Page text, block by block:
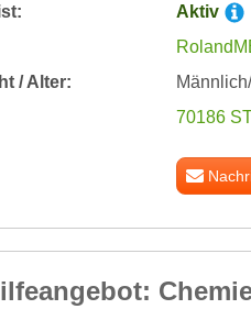
Aktiv
/ Alter:
70186